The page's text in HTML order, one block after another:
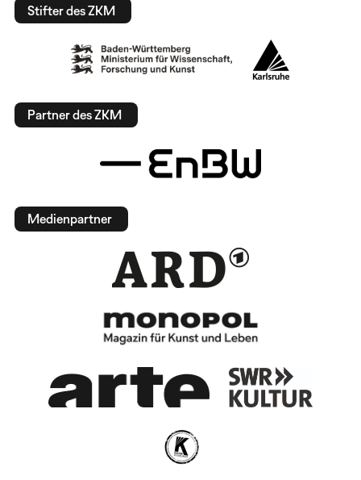
Stifter des ZKM
Partner des ZKM
Medienpartner